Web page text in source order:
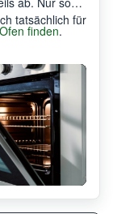
tatsächlich für
finden.